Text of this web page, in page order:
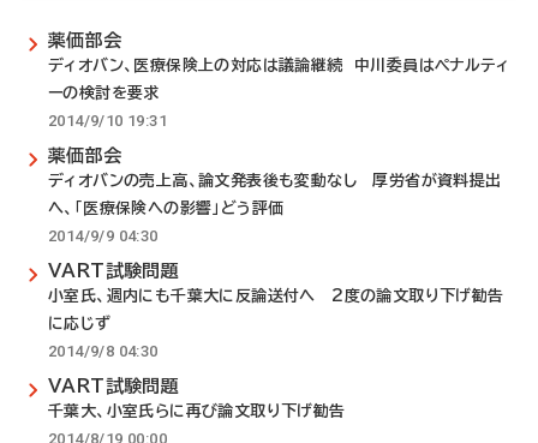
薬価部会
ディオバン、医療保険上の対応は議論継続 中川委員はペナルティ
ーの検討を要求
2014/9/10 19:31
薬価部会
ディオバンの売上高、論文発表後も変動なし 厚労省が資料提出
へ、「医療保険への影響」どう評価
2014/9/9 04:30
VART試験問題
小室氏、週内にも千葉大に反論送付へ 2度の論文取り下げ勧告
に応じず
2014/9/8 04:30
VART試験問題
千葉大、小室氏らに再び論文取り下げ勧告
2014/8/19 00:00